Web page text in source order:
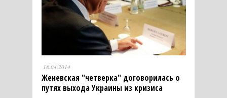
18.04.2014
Женевская "четверка" договорилась о
путях выхода Украины из кризиса